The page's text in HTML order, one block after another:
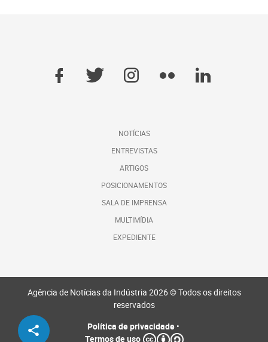
NOTÍCIAS
ENTREVISTAS
ARTIGOS
POSICIONAMENTOS
SALA DE IMPRENSA
MULTIMÍDIA
EXPEDIENTE
Agência de Notícias da Indústria 2026 © Todos os direitos
reservados
Política de privacidade•
Termos de uso